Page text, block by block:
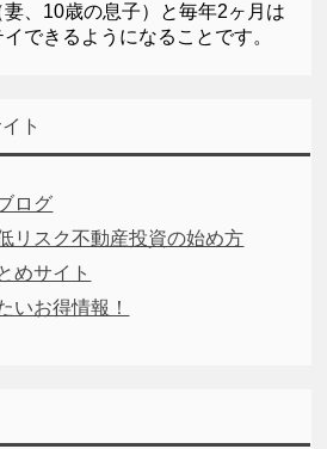
、10歳の息子）と毎年2ヶ月は
できるようになることです。
ト
ログ
リスク不動産投資の始め方
めサイト
いお得情報！